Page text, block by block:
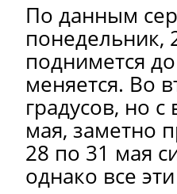
По данным
понедельник,
поднимется
меняется. Во
градусов, но
мая, заметно
28 по 31 мая
однако все